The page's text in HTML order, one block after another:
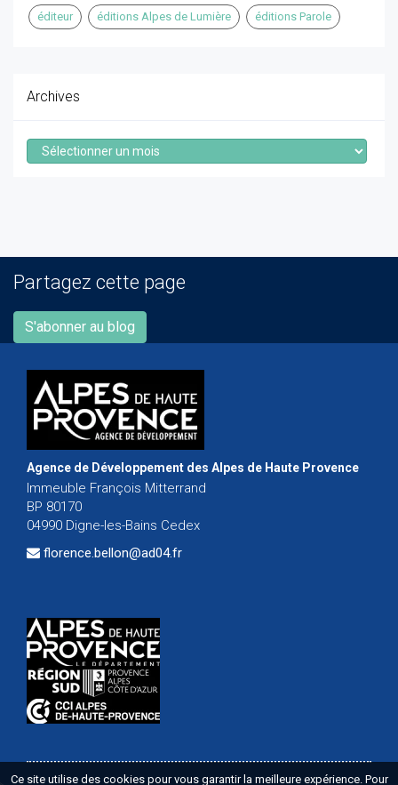
éditeur éditions Alpes de Lumière éditions Parole
Archives
Archives
Partagez cette page
S'abonner au blog
Agence de Développement des Alpes de Haute Provence
Immeuble François Mitterrand
BP 80170
04990 Digne-les-Bains Cedex
florence.bellon@ad04.fr
Ce site utilise des cookies pour vous garantir la meilleure expérience. Pour